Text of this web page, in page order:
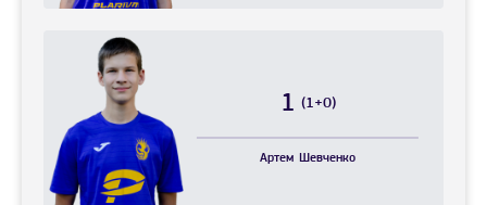
1 (1+0)
Артем Шевченко